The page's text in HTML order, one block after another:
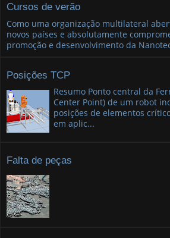
Cursos de verão
Como uma organização multilateral
novos países e absolutamente
promoção e desenvolvimento da
Posições TCP
Resumo Ponto central da
Center Point) de um robot
posições de elementos
em aplic...
Falta de peças